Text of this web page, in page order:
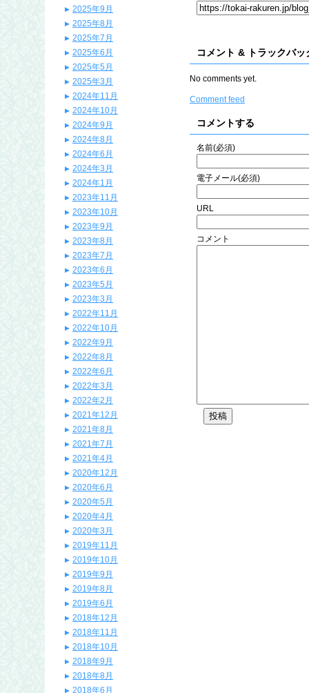
コメント & トラックバッ
No comments yet.
Comment feed
コメントする
名前(必須)
電子メール(必須)
URL
コメント
2025年9月
2025年8月
2025年7月
2025年6月
2025年5月
2025年3月
2024年11月
2024年10月
2024年9月
2024年8月
2024年6月
2024年3月
2024年1月
2023年11月
2023年10月
2023年9月
2023年8月
2023年7月
2023年6月
2023年5月
2023年3月
2022年11月
2022年10月
2022年9月
2022年8月
2022年6月
2022年3月
2022年2月
2021年12月
2021年8月
2021年7月
2021年4月
2020年12月
2020年6月
2020年5月
2020年4月
2020年3月
2019年11月
2019年10月
2019年9月
2019年8月
2019年6月
2018年12月
2018年11月
2018年10月
2018年9月
2018年8月
2018年6月